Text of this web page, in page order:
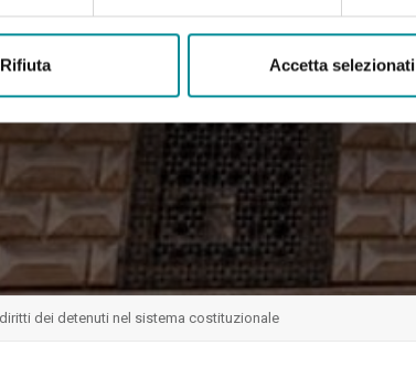
Rifiuta Accetta selezionati
dei detenuti nel sistema costituzionale